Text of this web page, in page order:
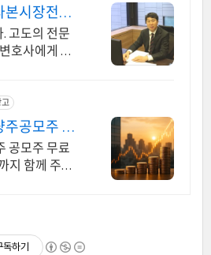
본시장전문
고도의 전문
호사에게 맡
고
주공모주 추
공모주 무료
지 함께 주식
독하기